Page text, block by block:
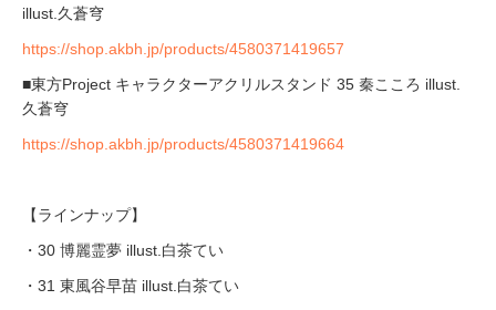
illust.久蒼穹
https://shop.akbh.jp/products/4580371419657
■東方Project キャラクターアクリルスタンド 35 秦こころ illust.
久蒼穹
https://shop.akbh.jp/products/4580371419664
【ラインナップ】
・30 博麗霊夢 illust.白茶てい
・31 東風谷早苗 illust.白茶てい